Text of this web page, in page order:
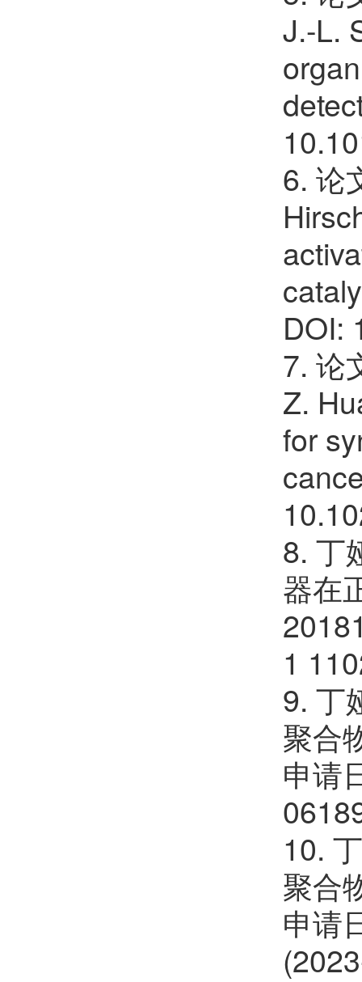
J.-L.
6. 论
DOI:
7. 论
Z.
for
8. 丁
器在
1
9. 丁
聚合
申请
10.
聚合
申请